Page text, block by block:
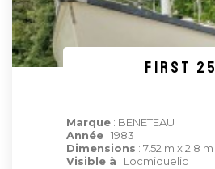
FIRST 25
Marque: BENETEAU
Année: 1983
Dimensions : 7.52 m x 2.8 m
Visible à : Locmiquelic